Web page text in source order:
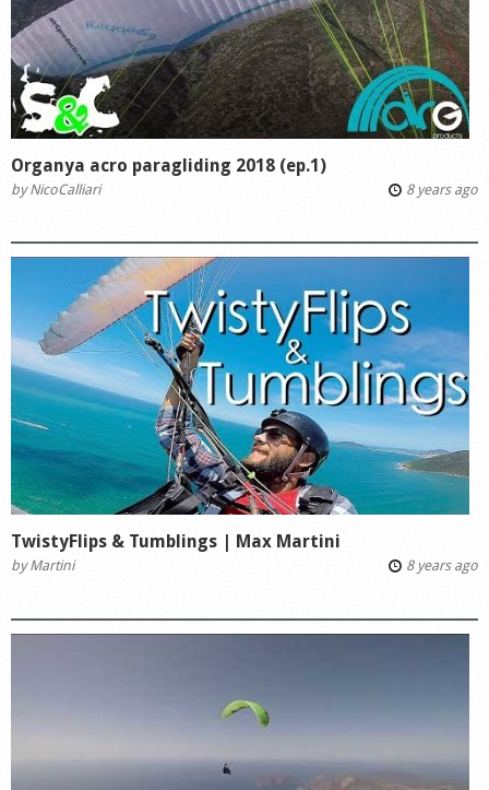
Organya acro paragliding 2018 (ep.1)
byNicoCalliari 8 years ago
TwistyFlips & Tumblings | Max Martini
byMartini 8 years ago